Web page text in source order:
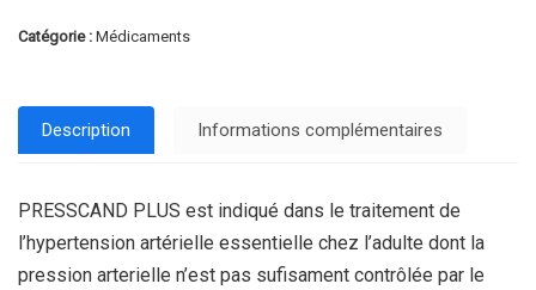
Catégorie : Médicaments
Description Informations complémentaires
PRESSCAND PLUS est indiqué dans le traitement de
l’hypertension artérielle essentielle chez l’adulte dont la
pression arterielle n’est pas sufisament contrôlée par le